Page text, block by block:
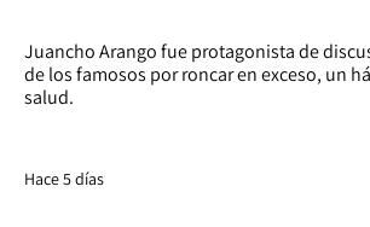
Juancho Arango fue protagonista de
de los famosos por roncar en exceso, un
salud.
Hace 5 días